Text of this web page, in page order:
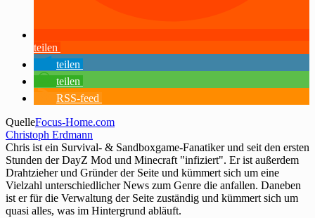
teilen
teilen
teilen
RSS-feed
QuelleFocus-Home.com
Christoph Erdmann
Chris ist ein Survival- & Sandboxgame-Fanatiker und seit den ersten
Stunden der DayZ Mod und Minecraft "infiziert". Er ist außerdem
Drahtzieher und Gründer der Seite und kümmert sich um eine
Vielzahl unterschiedlicher News zum Genre die anfallen. Daneben
ist er für die Verwaltung der Seite zuständig und kümmert sich um
quasi alles, was im Hintergrund abläuft.